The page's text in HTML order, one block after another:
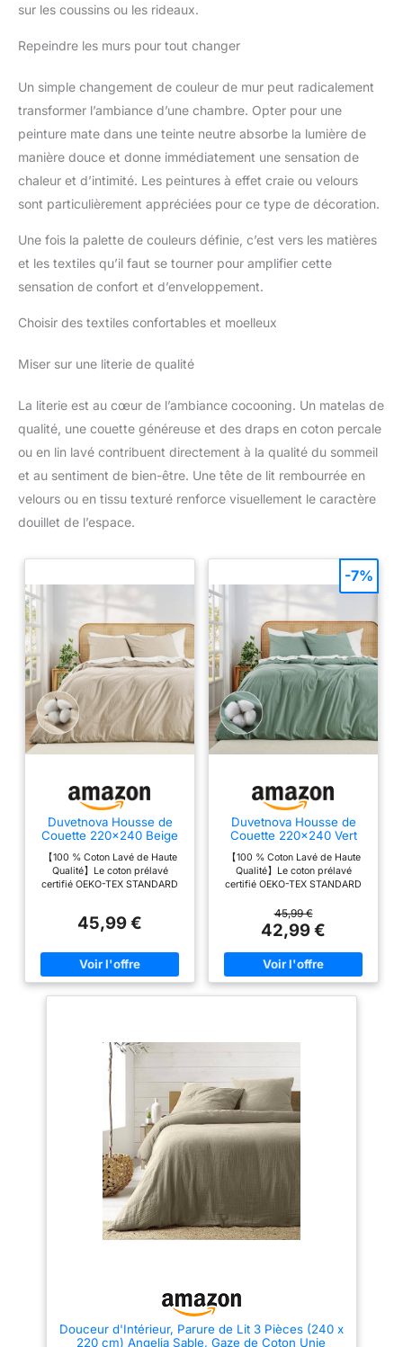
sur les coussins ou les rideaux.
Repeindre les murs pour tout changer
Un simple changement de couleur de mur peut radicalement
transformer l’ambiance d’une chambre. Opter pour une
peinture mate dans une teinte neutre absorbe la lumière de
manière douce et donne immédiatement une sensation de
chaleur et d’intimité. Les peintures à effet craie ou velours
sont particulièrement appréciées pour ce type de décoration.
Une fois la palette de couleurs définie, c’est vers les matières
et les textiles qu’il faut se tourner pour amplifier cette
sensation de confort et d’enveloppement.
Choisir des textiles confortables et moelleux
Miser sur une literie de qualité
La literie est au cœur de l’ambiance cocooning. Un matelas de
qualité, une couette généreuse et des draps en coton percale
ou en lin lavé contribuent directement à la qualité du sommeil
et au sentiment de bien-être. Une tête de lit rembourrée en
velours ou en tissu texturé renforce visuellement le caractère
douillet de l’espace.
Duvetnova Housse de
Couette 220x240 Beige
Ultra-Doux Coton 100%
Prélavé Ultra Doux Oeko-
TEX Parure de lit -
Housse de Couette
d'oreiller 65x65,Toutes
avec Fermeture Éclair
【100 % Coton Lavé de Haute
Qualité】Le coton prélavé
certifié OEKO-TEX STANDARD
sur la peau, il apporte une
nuits chaudes et un confort
douillet pendant les saisons
plus fraîches. Convient à une
associée au confort du coton
apporte une touche naturelle et
chaleureuse à votre chambre.
Les plis légèrement froissés et
la texture discrète s’intègrent
facilement dans les intérieurs
modernes, scandinaves ou
classiques. 【Entretien Facile
au Quotidien】Lavable en
machine jusqu’à 60 °C. Le coton
prélavé conserve une texture
souple et agréable au fil des
lavages. Son aspect
naturellement froissé réduit le
besoin de repassage. Veuillez
éclair robuste avec curseur
arrondi facilite la mise en place
et le retrait de la housse. Huit
liens intérieurs placés aux coins
45,99 €
Duvetnova Housse de
Couette 220x240 Vert
Sauge Ultra-Doux Coton
100% Prélavé Ultra Doux
Oeko-TEX Parure de lit -
Housse de Couette
d'oreiller 65x65,Toutes
avec Fermeture Éclair
【100 % Coton Lavé de Haute
Qualité】Le coton prélavé
certifié OEKO-TEX STANDARD
légère et respirante. Agréable
sur la peau, il apporte une
sensation aérée pendant les
nuits chaudes et un confort
douillet pendant les saisons
plus fraîches. Convient à une
associée au confort du coton
Les plis légèrement froissés et
la texture discrète s’intègrent
facilement dans les intérieurs
modernes, scandinaves ou
classiques. 【Entretien Facile
naturellement froissé réduit le
besoin de repassage. Veuillez
éclair robuste avec curseur
et le retrait de la housse. Huit
liens intérieurs placés aux coins
45,99 €
42,99 €
-7%
Douceur d'Intérieur, Parure de Lit 3 Pièces (240 x
220 cm) Angelia Sable, Gaze de Coton Unie